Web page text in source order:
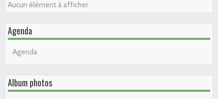
Aucun élément à afficher
Agenda
Agenda
Album photos